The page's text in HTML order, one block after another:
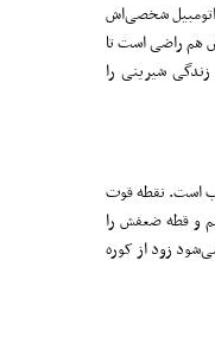
شخصی‌اش
هم راضی است تا
شیرینی را
است. نقطه قوت
و قطه ضعفش را
زود از کوره